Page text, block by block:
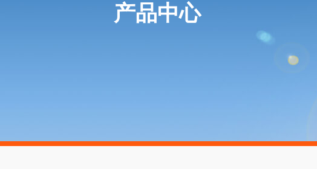
产品中心